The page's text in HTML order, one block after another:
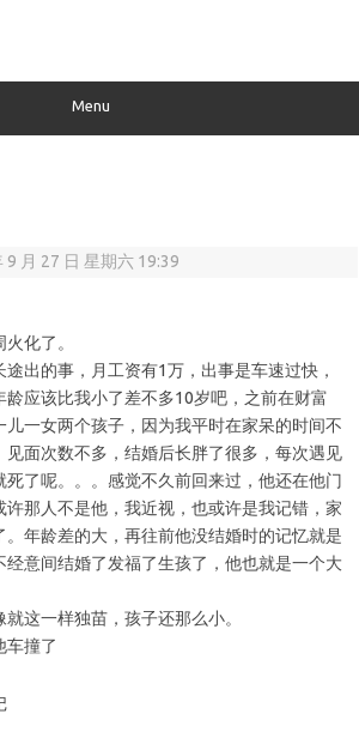
Menu
9 月 27 日 星期六 19:39
化了。
出的事，月工资有1万，出事是车速过快，
龄应该比我小了差不多10岁吧，之前在财富
一女两个孩子，因为我平时在家呆的时间不
见面次数不多，结婚后长胖了很多，每次遇见
了呢。。。感觉不久前回来过，他还在他门
许那人不是他，我近视，也或许是我记错，家
。年龄差的大，再往前他没结婚时的记忆就是
经意间结婚了发福了生孩了，他也就是一个大
这一样独苗，孩子还那么小。
车撞了